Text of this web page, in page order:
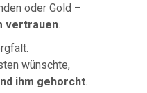
oder Gold –
vertrauen.
wünschte,
ihm gehorcht.